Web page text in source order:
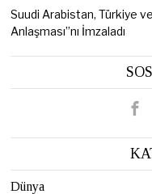
Suudi Arabistan, Türkiye
Anlaşması”nı İmzaladı
Dünya